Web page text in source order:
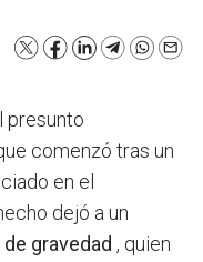
X Facebook
LinkedInTelegram
presunto
comenzó tras un
en el
dejó a un
gravedad , quien